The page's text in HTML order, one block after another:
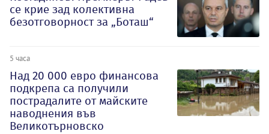
се крие зад колективна
безотговорност за „Боташ“
5 часа
Над 20 000 евро финансова
подкрепа са получили
пострадалите от майските
наводнения във
Великотърновско